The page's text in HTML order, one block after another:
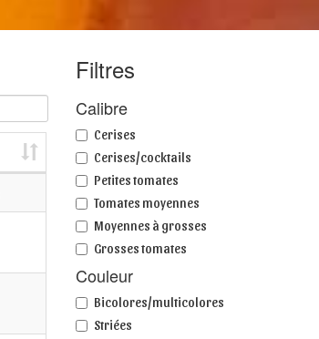
Filtres
Calibre
Cerises
Cerises/cocktails
Petites tomates
Tomates moyennes
Moyennes à grosses
Grosses tomates
Couleur
Bicolores/multicolores
Striées